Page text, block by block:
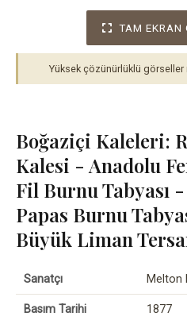
TAM EKRAN
Yüksek çözünürlüklü görseller
Boğaziçi Kaleleri:
Kalesi - Anadolu
Fil Burnu Tabyası
Papas Burnu
Büyük Liman
Sanatçı Melton
Basım Tarihi 1877